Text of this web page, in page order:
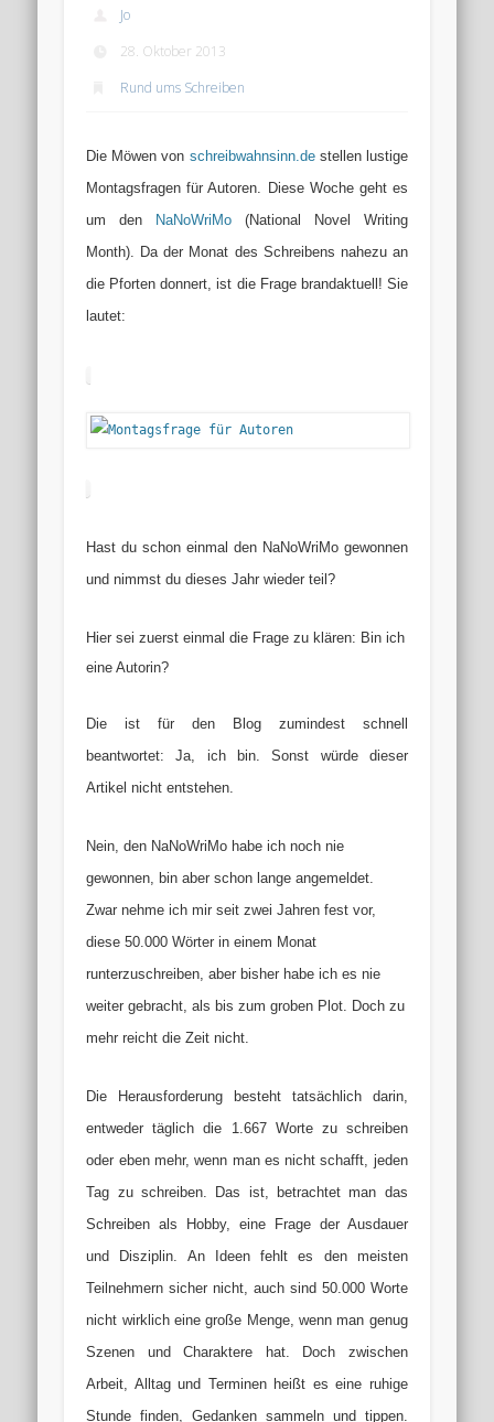
Jo
28. Oktober 2013
Rund ums Schreiben
Die Möwen von schreibwahnsinn.destellen lustige
Montagsfragen für Autoren. Diese Woche geht es
um den
NaNoWriMo (National Novel Writing
Month). Da der Monat des Schreibens nahezu an
die Pforten donnert, ist die Frage brandaktuell! Sie
lautet:
Hast du schon einmal den NaNoWriMo gewonnen
und nimmst du dieses Jahr wieder teil?
Hier sei zuerst einmal die Frage zu klären: Bin ich
eine Autorin?
Die ist für den Blog zumindest schnell
beantwortet: Ja, ich bin. Sonst würde dieser
Artikel nicht entstehen.
Nein, den NaNoWriMo habe ich noch nie
gewonnen, bin aber schon lange angemeldet.
Zwar nehme ich mir seit zwei Jahren fest vor,
diese 50.000 Wörter in einem Monat
runterzuschreiben, aber bisher habe ich es nie
weiter gebracht, als bis zum groben Plot. Doch zu
mehr reicht die Zeit nicht.
Die Herausforderung besteht tatsächlich darin,
entweder täglich die 1.667 Worte zu schreiben
oder eben mehr, wenn man es nicht schafft, jeden
Tag zu schreiben. Das ist, betrachtet man das
Schreiben als Hobby, eine Frage der Ausdauer
und Disziplin. An Ideen fehlt es den meisten
Teilnehmern sicher nicht, auch sind 50.000 Worte
nicht wirklich eine große Menge, wenn man genug
Szenen und Charaktere hat. Doch zwischen
Arbeit, Alltag und Terminen heißt es eine ruhige
Stunde finden, Gedanken sammeln und tippen.